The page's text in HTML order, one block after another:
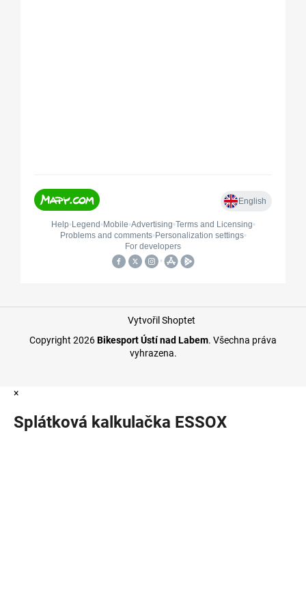
Vytvořil Shoptet
Copyright 2026Bikesport Ústí nad Labem. Všechna práva
vyhrazena.
×
Splátková kalkulačka ESSOX